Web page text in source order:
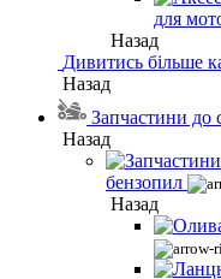
для
Назад
Дивитись більше
Назад
Запчастини до
Назад
бензопил
Назад